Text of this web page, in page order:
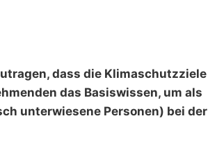
dass die Klimaschutzziele
das Basiswissen, um als
unterwiesene Personen) bei der